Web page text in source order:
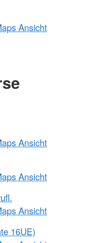
Ansicht
Ansicht
Ansicht
Ansicht
16UE)